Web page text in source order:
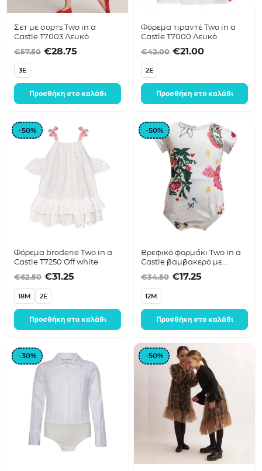
Σετ με σορτς Two in a
Castle T7003 Λευκό
€57.50 Original price was: €57.50.
€28.75 Η τρέχουσα τιμή είναι: €28.75.
3E
Προσθήκη στο καλάθι
Φόρεμα τιραντέ Two in a
Castle T7000 Λευκό
€42.00 Original price
€21.00Η τρέχουσα
2E
Προσθήκη στο καλάθι
-50%
Φόρεμα broderie Two in a
Castle T7250 Off white
€62.50 Original price was: €62.50.
€31.25 Η τρέχουσα τιμή είναι: €31.25.
18M 2E
Προσθήκη στο καλάθι
-50%
Βρεφικό φορμάκι Two in a
Castle βαμβακερό με
κορδέλα T6088 λευκό
€34.50 Original price
€17.25
12M
Προσθήκη στο καλάθι
-30% -50%